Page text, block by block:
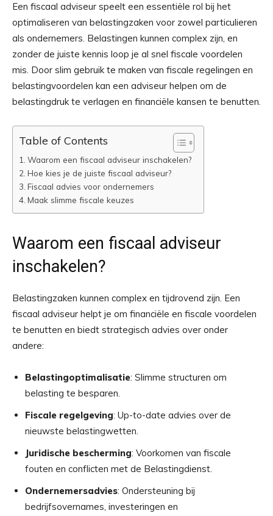
Een fiscaal adviseur speelt een essentiële rol bij het
optimaliseren van belastingzaken voor zowel particulieren
als ondernemers. Belastingen kunnen complex zijn, en
zonder de juiste kennis loop je al snel fiscale voordelen
mis. Door slim gebruik te maken van fiscale regelingen en
belastingvoordelen kan een adviseur helpen om de
belastingdruk te verlagen en financiële kansen te benutten.
Table of Contents
Waarom een fiscaal adviseur inschakelen?
Hoe kies je de juiste fiscaal adviseur?
Fiscaal advies voor ondernemers
Maak slimme fiscale keuzes
Waarom een fiscaal adviseur
inschakelen?
Belastingzaken kunnen complex en tijdrovend zijn. Een
fiscaal adviseur helpt je om financiële en fiscale voordelen
te benutten en biedt strategisch advies over onder
andere:
Belastingoptimalisatie: Slimme structuren om
belasting te besparen.
Fiscale regelgeving: Up-to-date advies over de
nieuwste belastingwetten.
Juridische bescherming: Voorkomen van fiscale
fouten en conflicten met de Belastingdienst.
Ondernemersadvies: Ondersteuning bij
bedrijfsovernames, investeringen en